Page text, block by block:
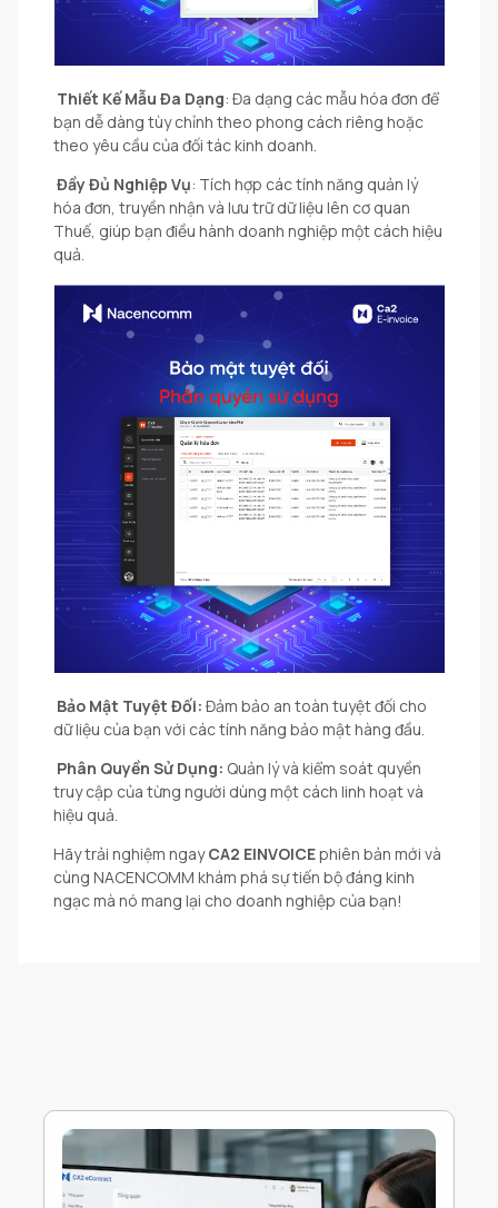
Thiết Kế Mẫu Đa Dạng: Đa dạng các mẫu hóa đơn để
bạn dễ dàng tùy chỉnh theo phong cách riêng hoặc
theo yêu cầu của đối tác kinh doanh.
Đầy Đủ Nghiệp Vụ: Tích hợp các tính năng quản lý
hóa đơn, truyền nhận và lưu trữ dữ liệu lên cơ quan
Thuế, giúp bạn điều hành doanh nghiệp một cách hiệu
quả.
Bảo Mật Tuyệt Đối: Đảm bảo an toàn tuyệt đối cho
dữ liệu của bạn với các tính năng bảo mật hàng đầu.
Phân Quyền Sử Dụng: Quản lý và kiểm soát quyền
truy cập của từng người dùng một cách linh hoạt và
hiệu quả.
Hãy trải nghiệm ngayCA2 EINVOICEphiên bản mới và
cùng NACENCOMM khám phá sự tiến bộ đáng kinh
ngạc mà nó mang lại cho doanh nghiệp của bạn!